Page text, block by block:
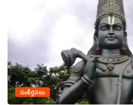
సంకీర్తనలు